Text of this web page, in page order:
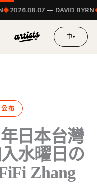
2026.08.07 — DAVID BYRN
中▾
布
日本台灣
水曜日の
Zhang